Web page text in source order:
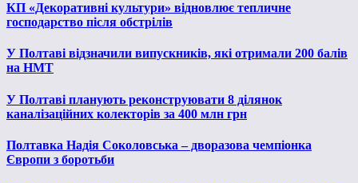
КП «Декоративні культури» відновлює тепличне
господарство після обстрілів
У Полтаві відзначили випускників, які отримали 200 балів
на НМТ
У Полтаві планують реконструювати 8 ділянок
каналізаційних колекторів за 400 млн грн
Полтавка Надія Соколовська – дворазова чемпіонка
Європи з боротьби